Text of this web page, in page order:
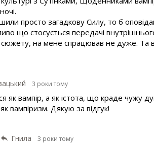
просто загадкову Силу, то б
що стосується передачі
сюжету, на мене спрацював не дуже. Та
3 роки тому
як вампір, а як істота, що краде чужу
вампіризм. Дякую за відгук!
Гнила 3 роки тому